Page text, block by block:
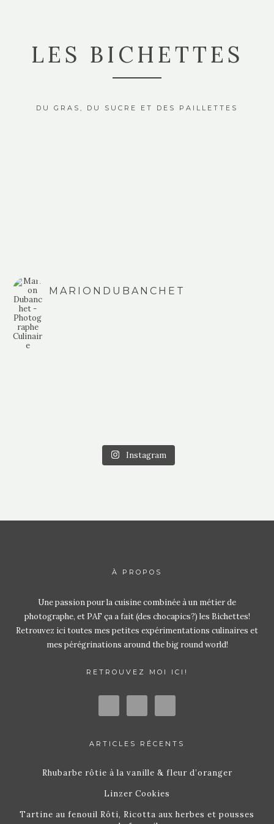
LES BICHETTES
DU GRAS, DU SUCRE ET DES PAILLETTES
MARIONDUBANCHET
Instagram
À PROPOS
Une passion pour la cuisine combinée à un métier de
photographe, et PAF ça a fait (des chocapics?) les Bichettes!
Retrouvez ici toutes mes petites expérimentations culinaires et
mes pérégrinations around the big round world!
RETROUVEZ MOI ICI!
ARTICLES RÉCENTS
Rhubarbe rôtie à la vanille & fleur d’oranger
Linzer Cookies
Tartine au fenouil Rôti, Ricotta aux herbes et pousses